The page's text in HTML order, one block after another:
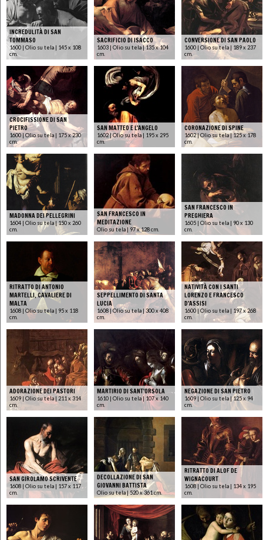
INCREDULITÀ DI SAN
TOMMASO
1600 | Olio su tela | 145 x 108
cm.
SACRIFICIO DI ISACCO
1603 | Olio su tela | 135 x 104
cm.
CONVERSIONE DI SAN PAOLO
1600 | Olio su tela | 189 x 237
cm.
CROCIFISSIONE DI SAN
PIETRO
1600 | Olio su tela | 175 x 230
cm.
SAN MATTEO E L'ANGELO
1602 | Olio su tela | 195 x 295
cm.
CORONAZIONE DI SPINE
1602 | Olio su tela | 125 x 178
cm.
MADONNA DEI PELLEGRINI
1604 | Olio su tela | 150 x 260
cm.
SAN FRANCESCO IN
MEDITAZIONE
Olio su tela | 97 x 128 cm.
SAN FRANCESCO IN
PREGHIERA
1605 | Olio su tela | 90 x 130
cm.
RITRATTO DI ANTONIO
MARTELLI, CAVALIERE DI
MALTA
1608 | Olio su tela | 95 x 118
cm.
SEPPELLIMENTO DI SANTA
LUCIA
1608 | Olio su tela | 300 x 408
cm.
NATIVITÀ CON I SANTI
LORENZO E FRANCESCO
D'ASSISI
1600 | Olio su tela | 197 x 268
cm.
ADORAZIONE DEI PASTORI
1609 | Olio su tela | 211 x 314
cm.
MARTIRIO DI SANT'ORSOLA
1610 | Olio su tela | 107 x 140
cm.
NEGAZIONE DI SAN PIETRO
1609 | Olio su tela | 125 x 94
cm.
SAN GIROLAMO SCRIVENTE
1608 | Olio su tela | 157 x 117
cm.
DECOLLAZIONE DI SAN
GIOVANNI BATTISTA
Olio su tela | 520 x 361 cm.
RITRATTO DI ALOF DE
WIGNACOURT
1608 | Olio su tela | 134 x 195
cm.